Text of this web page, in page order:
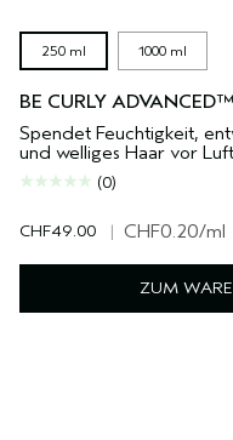
250 ml 1000 ml
BE CURLY
Spendet Feuchtigkeit,
und welliges Haar vor
(0)
CHF49.00 | CHF0.20/ml
ZUM